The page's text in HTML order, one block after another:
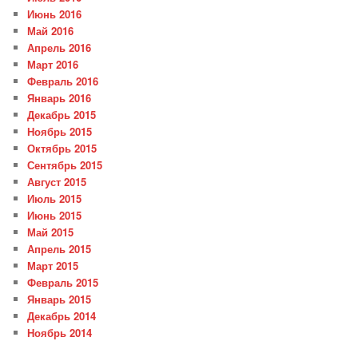
Июнь 2016
Май 2016
Апрель 2016
Март 2016
Февраль 2016
Январь 2016
Декабрь 2015
Ноябрь 2015
Октябрь 2015
Сентябрь 2015
Август 2015
Июль 2015
Июнь 2015
Май 2015
Апрель 2015
Март 2015
Февраль 2015
Январь 2015
Декабрь 2014
Ноябрь 2014